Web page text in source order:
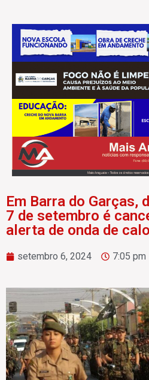
Em Barra do Garças,
7 de setembro é
alerta de onda de
setembro 6, 2024 7:05 pm